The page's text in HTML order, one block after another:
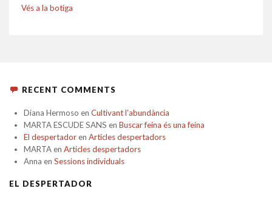
Vés a la botiga
RECENT COMMENTS
Diana Hermoso en Cultivant l’abundància
MARTA ESCUDE SANS en Buscar feina és una feina
El despertadoren Articles despertadors
MARTAen Articles despertadors
Anna en Sessions individuals
EL DESPERTADOR